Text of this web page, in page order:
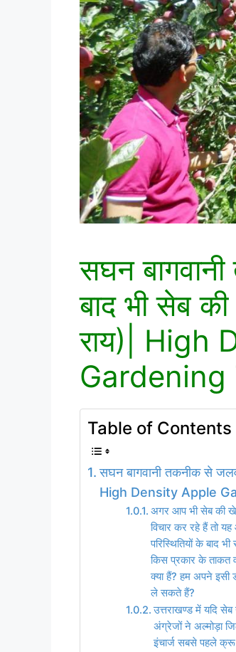
सघन
बाद भी सेब
राय)| High
Gardening
Table of Contents
सघन बागवानी तकनीक से
High Density Apple
अगर आप भी सेब की
विचार कर रहे हैं तो
परिस्थितियों के बाद
किस प्रकार के ताकत
क्या हैं? हम अपने
ले सकते हैं?
उत्तराखण्ड में यदि
अंग्रेजों ने अल्मोड़ा
इंचार्ज सबसे पहले क्रू